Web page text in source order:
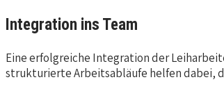
Integration ins Team
Eine erfolgreiche Integration der
strukturierte Arbeitsabläufe helfen dabei,